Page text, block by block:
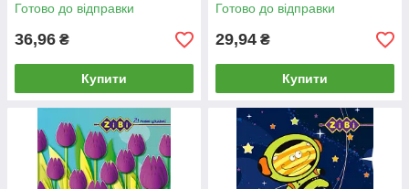
Готово до відправки
36,96 ₴
Купити
Готово до відправки
29,94 ₴
Купити